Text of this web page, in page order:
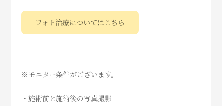
フォト治療についてはこちら
※モニター条件がございます。
・施術前と施術後の写真撮影